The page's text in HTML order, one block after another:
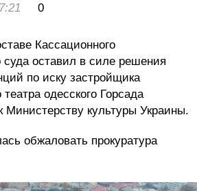
0
Кассационного
суда оставил в силе решения
по иску застройщика
одесского Горсада
культуры Украины.
обжаловать прокуратура